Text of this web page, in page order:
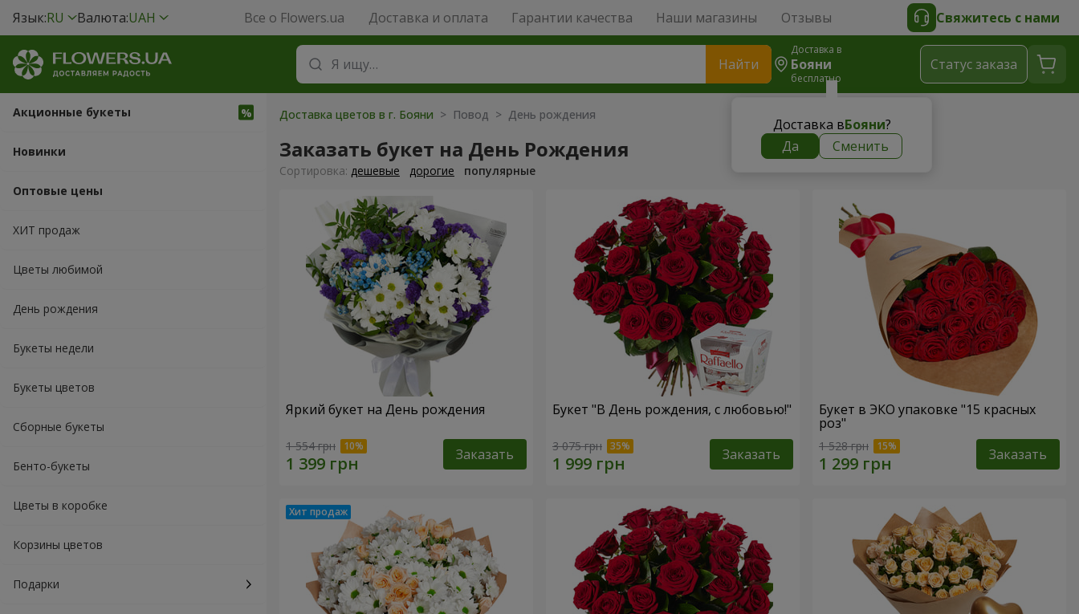
Язык:RU Валюта:UAH Все о Flowers.ua Доставка и оплата Гарантии качества Наши магазины Отзывы Свяжитесь с нами
Найти
Доставка в
Бояни
бесплатно
Доставка вБояни?
Да
Сменить
Cтатус заказа
Акционные букеты
Новинки
Оптовые цены
ХИТ продаж
Цветы любимой
День рождения
Букеты недели
Букеты цветов
Сборные букеты
Бенто-букеты
Цветы в коробке
Корзины цветов
Подарки
Доставка цветов в г. Бояни > Повод > День рождения
Заказать букет на День Рождения
Cортировка: дешевые дорогие популярные
Яркий букет на День рождения
1 554 грн Заказать
Букет "В День рождения, с любовью!"
3 075 грн Заказать
Букет в ЭКО упаковке "15 красных
роз"
1 528 грн Заказать